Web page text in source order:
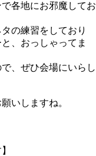
各地にお邪魔してお
の練習をしており
、おっしゃってま
、ぜひ会場にいらし
いしますね。